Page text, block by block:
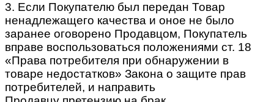
3. Если Покупателю был передан Товар
ненадлежащего качества и оное не было
заранее оговорено Продавцом, Покупатель
вправе воспользоваться положениями ст. 18
«Права потребителя при обнаружении в
товаре недостатков» Закона о защите прав
потребителей, и направить